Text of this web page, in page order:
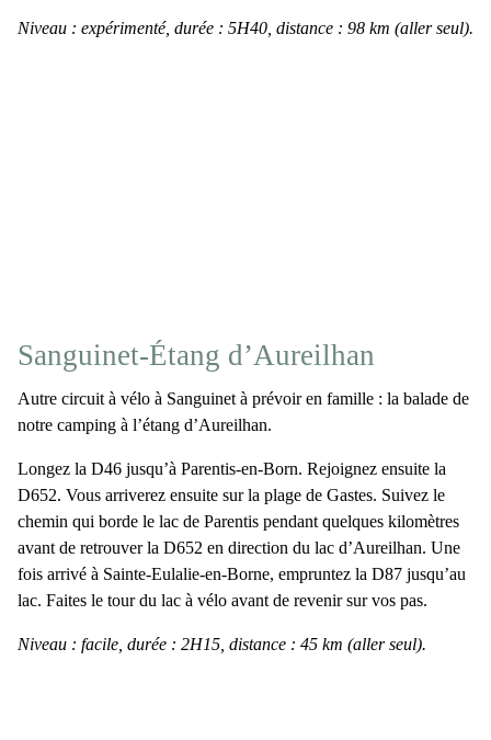
Niveau : expérimenté, durée : 5H40, distance : 98 km (aller seul).
Sanguinet-Étang d’Aureilhan
Autre circuit à vélo à Sanguinet à prévoir en famille : la balade de
notre camping à l’étang d’Aureilhan.
Longez la D46 jusqu’à Parentis-en-Born. Rejoignez ensuite la
D652. Vous arriverez ensuite sur la plage de Gastes. Suivez le
chemin qui borde le lac de Parentis pendant quelques kilomètres
avant de retrouver la D652 en direction du lac d’Aureilhan. Une
fois arrivé à Sainte-Eulalie-en-Borne, empruntez la D87 jusqu’au
lac. Faites le tour du lac à vélo avant de revenir sur vos pas.
Niveau : facile, durée : 2H15, distance : 45 km (aller seul).